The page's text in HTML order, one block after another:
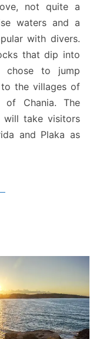
not quite a
waters and a
with divers.
that dip into
chose to jump
the villages of
of Chania. The
take visitors
and Plaka as